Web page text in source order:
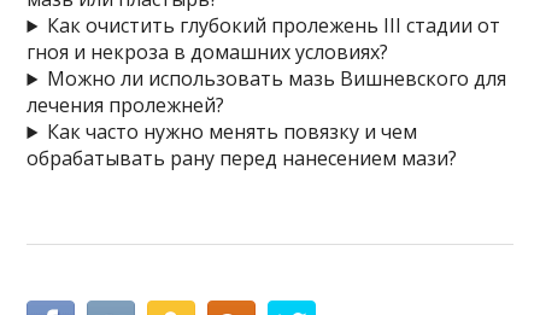
Как очистить глубокий пролежень III стадии от
гноя и некроза в домашних условиях?
Можно ли использовать мазь Вишневского для
лечения пролежней?
Как часто нужно менять повязку и чем
обрабатывать рану перед нанесением мази?